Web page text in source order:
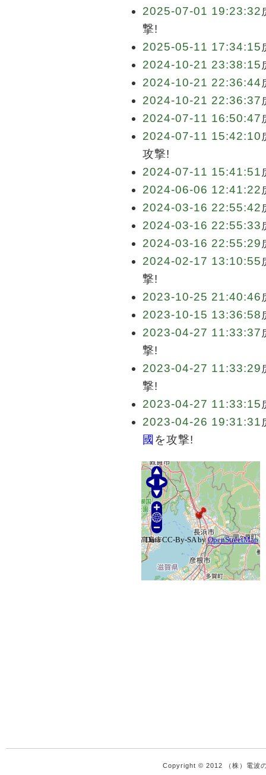
2025-07-01 19:23:32
撃!
2025-05-11 17:34:15
2024-10-21 23:38:15
2024-10-21 22:36:44
2024-10-21 22:36:37
2024-07-11 16:50:47
2024-07-11 15:42:10
攻撃!
2024-07-11 15:41:51
2024-06-06 12:41:22
2024-03-16 22:55:42
2024-03-16 22:55:33
2024-03-16 22:55:29
2024-02-17 13:10:55
撃!
2023-10-25 21:40:46
2023-10-15 13:36:58
2023-04-27 11:33:37
撃!
2023-04-27 11:33:29
撃!
2023-04-27 11:33:15
2023-04-26 19:31:31
國 を攻撃!
Copyright © 2012 （株）電波